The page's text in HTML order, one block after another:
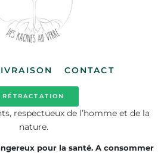
CONTACT
RÉTRACTATION
respectueux de l’homme et de la
nature.
pour la santé. A consommer